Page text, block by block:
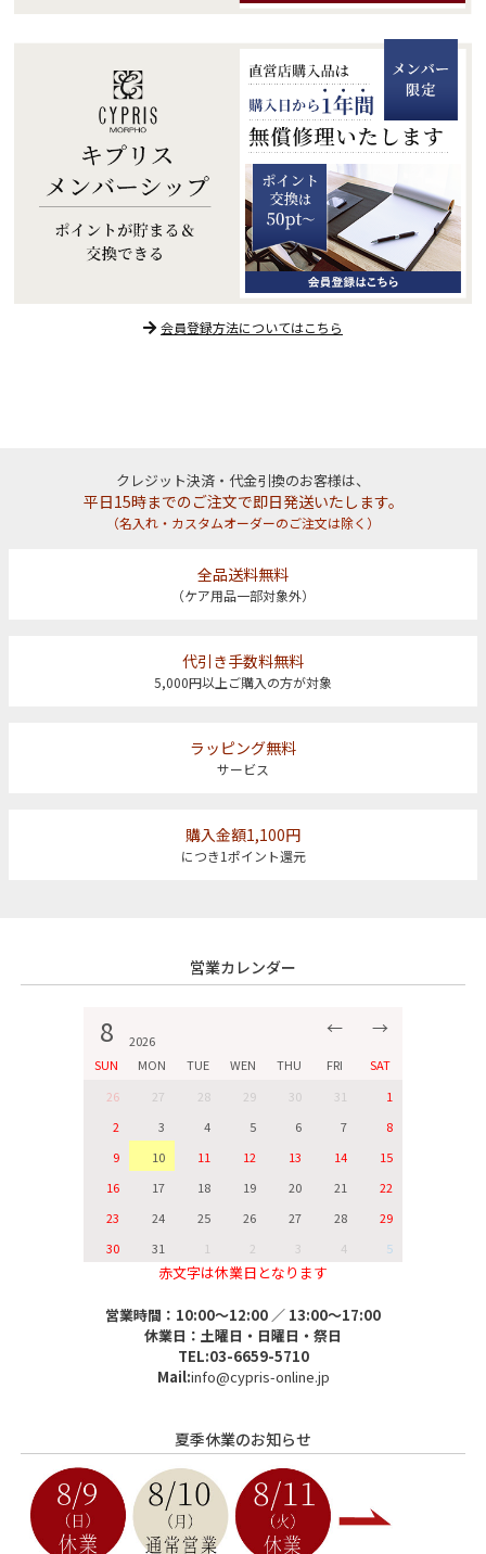
会員登録方法についてはこちら
クレジット決済・代金引換のお客様は、
平日15時までのご注文で即日発送いたします。
（名入れ・カスタムオーダーのご注文は除く）
全品送料無料
（ケア用品一部対象外）
代引き手数料無料
5,000円以上ご購入の方が対象
ラッピング無料
サービス
購入金額1,100円
につき1ポイント還元
営業カレンダー
8 2026
← →
SUN MON TUE WEN THU FRI
SAT
26
27 28 29 30 31
1
2
3 4 5 6 7
8
9
10 11 12 13 14
15
16
17 18 19 20 21
22
23
24 25 26 27 28
29
30
31 1 2 3 4 5
赤文字は休業日となります
営業時間：10:00～12:00 ／ 13:00～17:00
休業日：土曜日・日曜日・祭日
TEL:03-6659-5710
Mail:info@cypris-online.jp
夏季休業のお知らせ